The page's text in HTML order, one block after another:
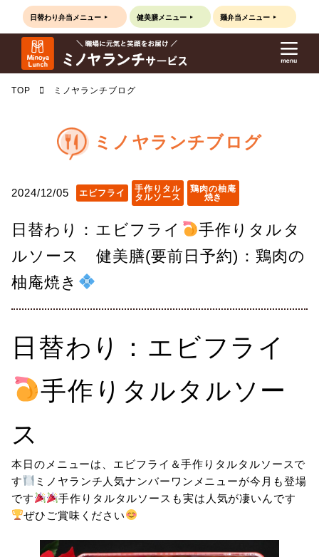
日替わり弁当 メニュー 健美膳メニュー 麺弁当 メニュー
TOP ミノヤランチブログ
ミノヤランチブログ
2024/12/05 エビフライ
手作りタル
タルソース
鶏肉の柚庵
焼き
日替わり：エビフライ
手作りタルタ
ルソース 健美膳(要前日予約)：鶏肉の
柚庵焼き
日替わり：エビフライ
手作りタルタルソー
ス
本日のメニューは、エビフライ＆手作りタルタルソースで
す
ミノヤランチ人気ナンバーワンメニューが今月も登場
です
手作りタルタルソースも実は人気が凄いんです
ぜひご賞味ください